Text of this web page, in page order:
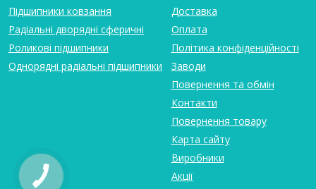
Підшипники ковзання
Радіальні дворядні сферичні
Роликові підшипники
Однорядні радіальні підшипники
Доставка
Оплата
Політика конфіденційності
Заводи
Повернення та обмін
Контакти
Повернення товару
Карта сайту
Виробники
Акції